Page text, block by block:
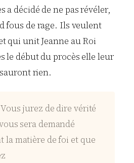
a décidé de ne pas révéler,
fous de rage. Ils veulent
qui unit Jeanne au Roi
le début du procès elle leur
sauront rien.
Vous jurez de dire vérité
sera demandé
la matière de foi et que